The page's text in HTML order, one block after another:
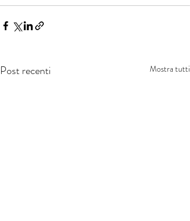
Post recenti Mostra tutti